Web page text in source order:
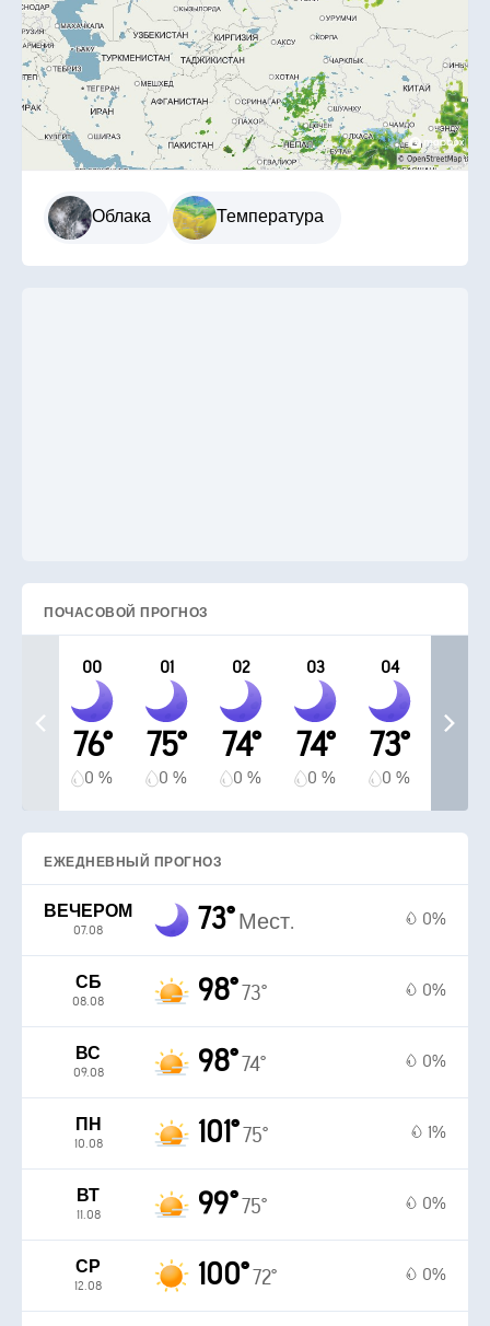
Облака Температура
ПОЧАСОВОЙ ПРОГНОЗ
00
76°
0 %
01
75°
0 %
02
74°
0 %
03
74°
0 %
04
73°
0 %
ЕЖЕДНЕВНЫЙ ПРОГНОЗ
ВЕЧЕРОМ
07.08 73° Мест. 0%
СБ
08.08 98°73° 0%
ВС
09.08 98°74° 0%
ПН
10.08 101°75° 1%
ВТ
11.08 99°75° 0%
СР
12.08 100°72° 0%